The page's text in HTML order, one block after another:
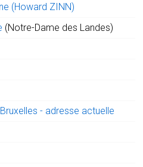
(Howard ZINN)
(Notre-Dame des Landes)
- adresse actuelle